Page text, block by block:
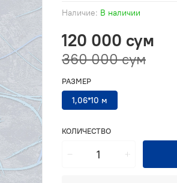
Наличие: В наличии
120 000 сум
360 000 сум
КОЛИЧЕСТВО
РАЗМЕР
1,06*10 м